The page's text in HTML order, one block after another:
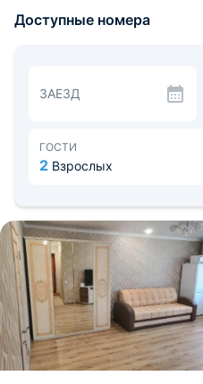
The nearest airport is
Доступные номера
ЗАЕЗД
ГОСТИ
2 Взрослых